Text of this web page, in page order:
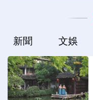
新聞 文娛